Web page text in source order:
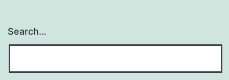
Search…